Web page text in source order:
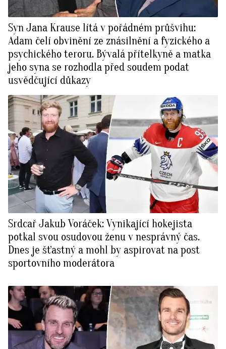
Syn Jana Krause lítá v pořádném průšvihu:
Adam čelí obvinění ze znásilnění a fyzického a
psychického teroru. Bývalá přítelkyně a matka
jeho syna se rozhodla před soudem podat
usvědčující důkazy
Srdcař Jakub Voráček: Vynikající hokejista
potkal svou osudovou ženu v nesprávný čas.
Dnes je šťastný a mohl by aspirovat na post
sportovního moderátora